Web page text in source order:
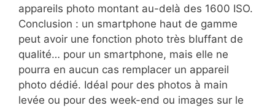
appareils photo montant au-delà des 1600 ISO.
Conclusion : un smartphone haut de gamme
peut avoir une fonction photo très bluffant de
qualité… pour un smartphone, mais elle ne
pourra en aucun cas remplacer un appareil
photo dédié. Idéal pour des photos à main
levée ou pour des week-end ou images sur le